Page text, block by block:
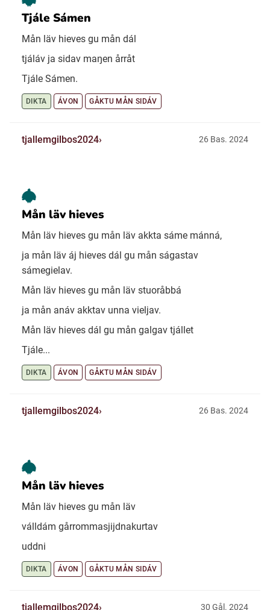
Tjále Sámen
Mån läv hieves gu mån dál
tjáláv ja sidav maŋen årråt
Tjále Sámen.
DIKTA ÁVON GÅKTU MÅN SIDÁV
tjallemgilbos2024 26 Bas. 2024
Mån läv hieves
Mån läv hieves gu mån läv akkta sáme mánná,
ja mån läv áj hieves dál gu mån ságastav
sámegielav.
Mån läv hieves gu mån läv stuoråbbá
ja mån anáv akktav unna vieljav.
Mån läv hieves dál gu mån galgav tjállet
Tjále...
DIKTA ÁVON GÅKTU MÅN SIDÁV
tjallemgilbos2024 26 Bas. 2024
Mån läv hieves
Mån läv hieves gu mån läv
válldám gårrommasjijdnakurtav
uddni
DIKTA ÁVON GÅKTU MÅN SIDÁV
tjallemgilbos2024 30 Gål. 2024